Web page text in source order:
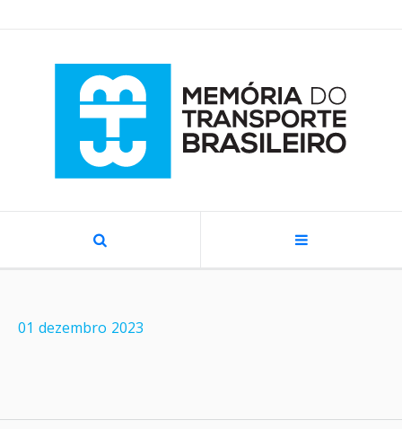
01 dezembro 2023